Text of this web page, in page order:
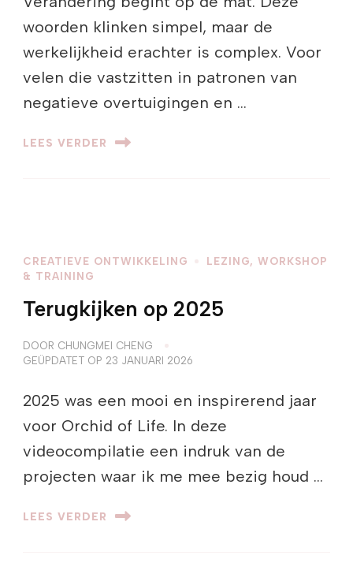
woorden klinken simpel, maar de
werkelijkheid erachter is complex. Voor
velen die vastzitten in patronen van
negatieve overtuigingen en …
LEES VERDER
CREATIEVE ONTWIKKELING
LEZING, WORKSHOP
& TRAINING
Terugkijken op 2025
DOOR CHUNGMEI CHENG
GEÜPDATET OP 23 JANUARI 2026
2025 was een mooi en inspirerend jaar
voor Orchid of Life. In deze
videocompilatie een indruk van de
projecten waar ik me mee bezig houd …
LEES VERDER